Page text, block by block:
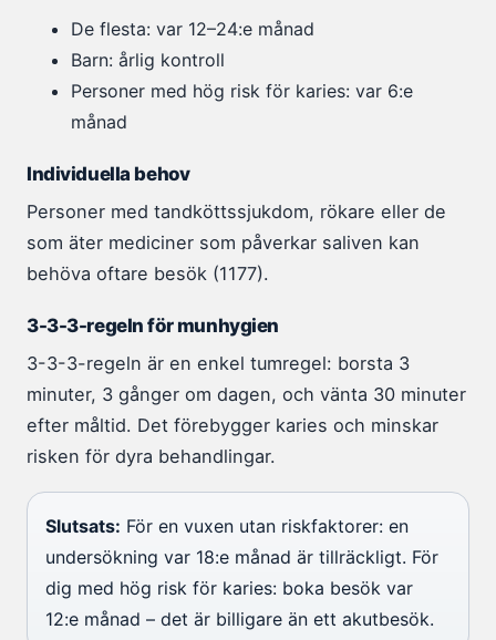
De flesta: var 12–24:e månad
Barn: årlig kontroll
Personer med hög risk för karies: var 6:e
månad
Individuella behov
Personer med tandköttssjukdom, rökare eller de
som äter mediciner som påverkar saliven kan
behöva oftare besök (1177).
3-3-3-regeln för munhygien
3-3-3-regeln är en enkel tumregel: borsta 3
minuter, 3 gånger om dagen, och vänta 30 minuter
efter måltid. Det förebygger karies och minskar
risken för dyra behandlingar.
Slutsats: För en vuxen utan riskfaktorer: en
undersökning var 18:e månad är tillräckligt. För
dig med hög risk för karies: boka besök var
12:e månad – det är billigare än ett akutbesök.